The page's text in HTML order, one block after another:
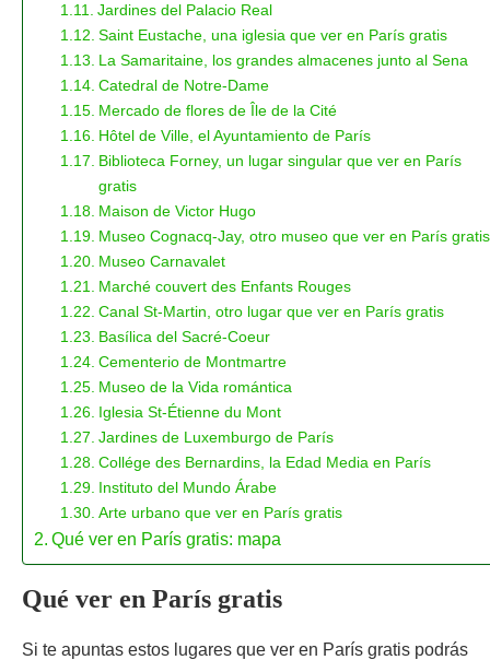
Jardines del Palacio Real
Saint Eustache, una iglesia que ver en París gratis
La Samaritaine, los grandes almacenes junto al Sena
Catedral de Notre-Dame
Mercado de flores de Île de la Cité
Hôtel de Ville, el Ayuntamiento de París
Biblioteca Forney, un lugar singular que ver en París
gratis
Maison de Victor Hugo
Museo Cognacq-Jay, otro museo que ver en París gratis
Museo Carnavalet
Marché couvert des Enfants Rouges
Canal St-Martin, otro lugar que ver en París gratis
Basílica del Sacré-Coeur
Cementerio de Montmartre
Museo de la Vida romántica
Iglesia St-Étienne du Mont
Jardines de Luxemburgo de París
Collége des Bernardins, la Edad Media en París
Instituto del Mundo Árabe
Arte urbano que ver en París gratis
Qué ver en París gratis: mapa
Qué ver en París gratis
Si te apuntas estos lugares que ver en París gratis podrás